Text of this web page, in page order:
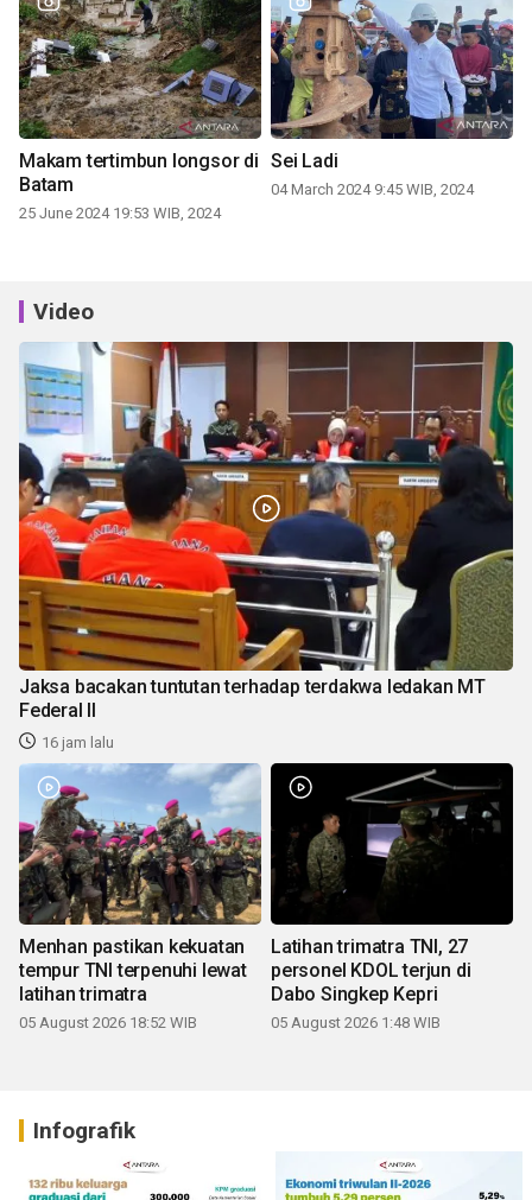
Makam tertimbun longsor di
Batam
25 June 2024 19:53 WIB, 2024
Sei Ladi
04 March 2024 9:45 WIB, 2024
Video
Jaksa bacakan tuntutan terhadap terdakwa ledakan MT
Federal II
16 jam lalu
Menhan pastikan kekuatan
tempur TNI terpenuhi lewat
latihan trimatra
05 August 2026 18:52 WIB
Latihan trimatra TNI, 27
personel KDOL terjun di
Dabo Singkep Kepri
05 August 2026 1:48 WIB
Infografik